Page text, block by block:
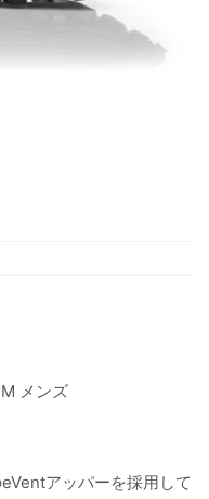
メンズ
アッパーを採用して